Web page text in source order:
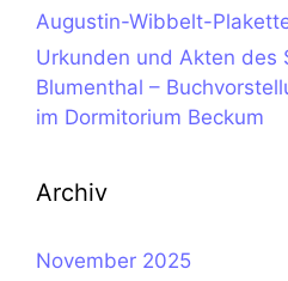
Augustin-Wibbelt-
Urkunden und Akten des
Blumenthal –
im Dormitorium Beckum
Archiv
November 2025